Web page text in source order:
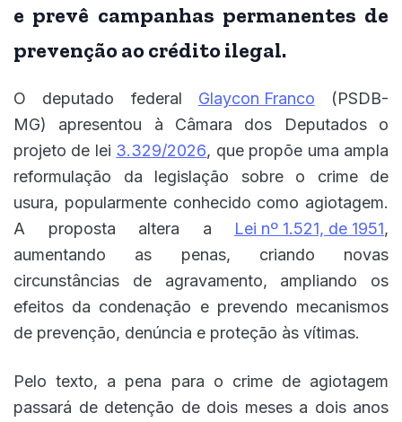
e prevê campanhas permanentes de
prevenção ao crédito ilegal.
O deputado federal Glaycon Franco (PSDB-
MG) apresentou à Câmara dos Deputados o
projeto de lei 3.329/2026, que propõe uma ampla
reformulação da legislação sobre o crime de
usura, popularmente conhecido como agiotagem.
A proposta altera a Lei nº 1.521, de 1951,
aumentando as penas, criando novas
circunstâncias de agravamento, ampliando os
efeitos da condenação e prevendo mecanismos
de prevenção, denúncia e proteção às vítimas.
Pelo texto, a pena para o crime de agiotagem
passará de detenção de dois meses a dois anos